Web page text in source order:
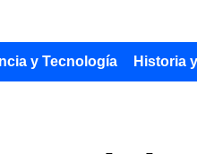
y Tecnología Historia